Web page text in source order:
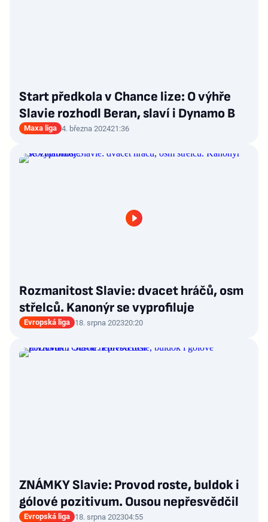
Start předkola v Chance lize: O výhře
Slavie rozhodl Beran, slaví i Dynamo B
Maxa liga 4. března 202421:36
Rozmanitost Slavie: dvacet hráčů, osm
střelců. Kanonýr se vyprofiluje
Evropská liga 18. srpna 202320:20
ZNÁMKY Slavie: Provod roste, buldok i
gólové pozitivum. Ousou nepřesvědčil
Evropská liga 18. srpna 202304:55